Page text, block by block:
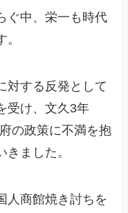
ぐ中、栄一も時代
対する反発として
受け、文久3年
の政策に不満を抱
ました。
人商館焼き討ちを